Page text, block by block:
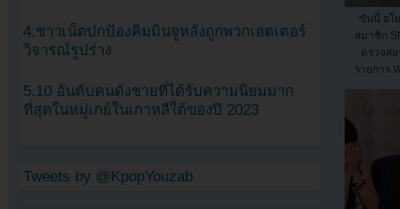
ซันนี่ ฮโ
สมาชิก
ตรวจส
รายการ
4.ชาวเน็ตปกป้องคิมมินจูหลังถูกพวกเฮดเตอร์
วิจารณ์รูปร่าง
5.10 อันดับคนดังชายที่ได้รับความนิยมมาก
ที่สุดในหมู่เกย์ในเกาหลีใต้ของปี 2023
Tweets by @KpopYouzab